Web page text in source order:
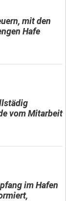
mit den
Hafe
vom Mitarbeit
im Hafen